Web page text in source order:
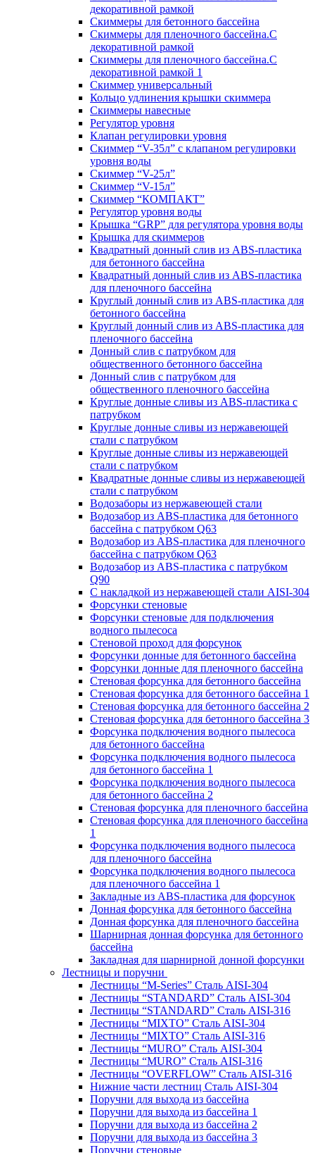
декоративной рамкой
Скиммеры для бетонного бассейна
Скиммеры для пленочного бассейна.С
декоративной рамкой
Скиммеры для пленочного бассейна.С
декоративной рамкой 1
Скиммер универсальный
Кольцо удлинения крышки скиммера
Скиммеры навесные
Регулятор уровня
Клапан регулировки уровня
Скиммер “V-35л” с клапаном регулировки
уровня воды
Скиммер “V-25л”
Скиммер “V-15л”
Скиммер “КОМПАКТ”
Регулятор уровня воды
Крышка “GRP” для регулятора уровня воды
Крышка для скиммеров
Квадратный донный слив из ABS-пластика
для бетонного бассейна
Квадратный донный слив из ABS-пластика
для пленочного бассейна
Круглый донный слив из ABS-пластика для
бетонного бассейна
Круглый донный слив из ABS-пластика для
пленочного бассейна
Донный слив с патрубком для
общественного бетонного бассейна
Донный слив с патрубком для
общественного пленочного бассейна
Круглые донные сливы из ABS-пластика с
патрубком
Круглые донные сливы из нержавеющей
стали с патрубком
Круглые донные сливы из нержавеющей
стали с патрубком
Квадратные донные сливы из нержавеющей
стали с патрубком
Водозаборы из нержавеющей стали
Водозабор из ABS-пластика для бетонного
бассейна с патрубком Q63
Водозабор из ABS-пластика для пленочного
бассейна с патрубком Q63
Водозабор из ABS-пластика с патрубком
Q90
С накладкой из нержавеющей стали AISI-304
Форсунки стеновые
Форсунки стеновые для подключения
водного пылесоса
Стеновой проход для форсунок
Форсунки донные для бетонного бассейна
Форсунки донные для пленочного бассейна
Стеновая форсунка для бетонного бассейна
Стеновая форсунка для бетонного бассейна 1
Стеновая форсунка для бетонного бассейна 2
Стеновая форсунка для бетонного бассейна 3
Форсунка подключения водного пылесоса
для бетонного бассейна
Форсунка подключения водного пылесоса
для бетонного бассейна 1
Форсунка подключения водного пылесоса
для бетонного бассейна 2
Стеновая форсунка для пленочного бассейна
Стеновая форсунка для пленочного бассейна
1
Форсунка подключения водного пылесоса
для пленочного бассейна
Форсунка подключения водного пылесоса
для пленочного бассейна 1
Закладные из ABS-пластика для форсунок
Донная форсунка для бетонного бассейна
Донная форсунка для пленочного бассейна
Шарнирная донная форсунка для бетонного
бассейна
Закладная для шарнирной донной форсунки
Лестницы и поручни
Лестницы “M-Series” Сталь AISI-304
Лестницы “STANDARD” Сталь AISI-304
Лестницы “STANDARD” Сталь AISI-316
Лестницы “MIXTO” Сталь AISI-304
Лестницы “MIXTO” Сталь AISI-316
Лестницы “MURO” Сталь AISI-304
Лестницы “MURO” Сталь AISI-316
Лестницы “OVERFLOW” Сталь AISI-316
Нижние части лестниц Сталь AISI-304
Поручни для выхода из бассейна
Поручни для выхода из бассейна 1
Поручни для выхода из бассейна 2
Поручни для выхода из бассейна 3
Поручни стеновые